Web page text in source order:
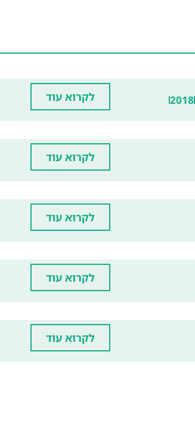
2018 לקרוא עוד
לקרוא עוד
לקרוא עוד
לקרוא עוד
לקרוא עוד